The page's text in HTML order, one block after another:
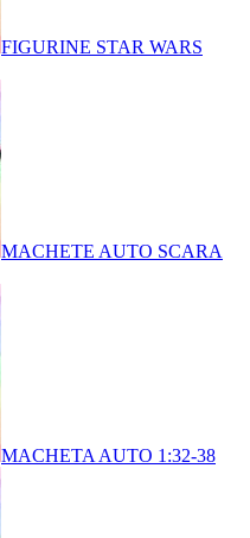
FIGURINE STAR WARS
MACHETE AUTO SCARA
MACHETA AUTO 1:32-38